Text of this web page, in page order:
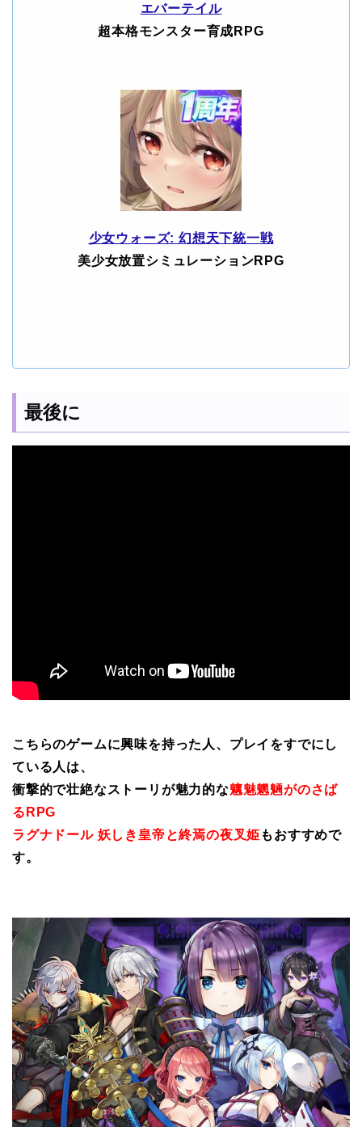
エバーテイル
超本格モンスター育成RPG
少女ウォーズ: 幻想天下統一戦
美少女放置シミュレーションRPG
最後に
こちらのゲームに興味を持った人、プレイをすでにし
ている人は、
衝撃的で壮絶なストーリが魅力的な魑魅魍魎がのさば
るRPG
ラグナドール 妖しき皇帝と終焉の夜叉姫 もおすすめで
す。